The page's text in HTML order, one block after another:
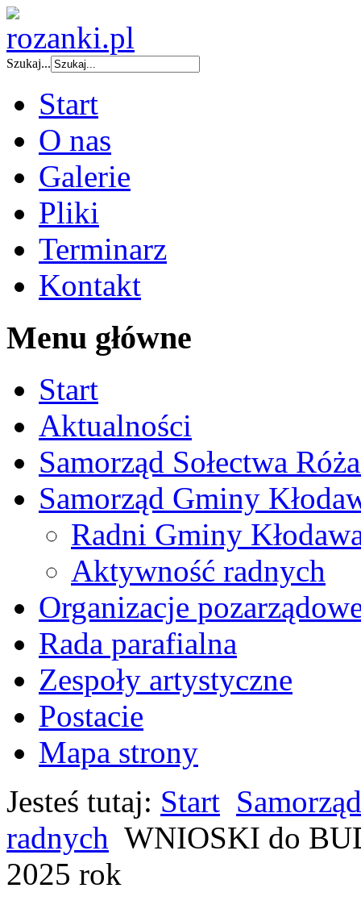
Szukaj...
Start
O nas
Galerie
Pliki
Terminarz
Kontakt
Menu główne
Start
Aktualności
Samorząd Sołectwa
Samorząd Gminy
Radni Gminy
Aktywność radnych
Organizacje
Rada parafialna
Zespoły artystyczne
Postacie
Mapa strony
Jesteś tutaj: Start
radnych WNIOSKI do
2025 rok